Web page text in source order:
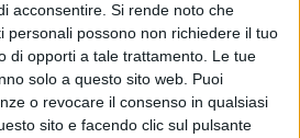
acconsentire. Si rende noto che
personali possono non richiedere il tuo
di opporti a tale trattamento. Le tue
solo a questo sito web. Puoi
o revocare il consenso in qualsiasi
sito e facendo clic sul pulsante